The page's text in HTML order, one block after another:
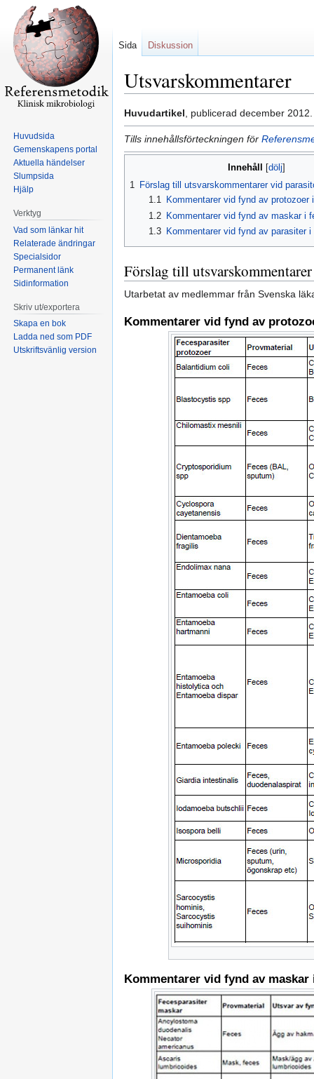
Utsvarskommentarer
Hoppa
till
navigering
Hoppa
till
sök
Huvudartikel, publicerad december 2012.
Tills innehållsförteckningen för
Innehåll
1 Förslag till utsvarskommentarer vid
1.1
Kommentarer vid fynd av protozoer
1.2 Kommentarer vid fynd av maskar i
1.3
Kommentarer vid fynd av parasiter
Förslag till
Utarbetat av medlemmar från Svenska
Kommentarer vid fynd av
Kommentarer vid fynd av maskar
Sida Diskussion
Huvudsida
Gemenskapens portal
Aktuella händelser
Slumpsida
Hjälp
Verktyg
Vad som länkar hit
Relaterade ändringar
Specialsidor
Permanent länk
Sidinformation
Skriv ut/exportera
Skapa en bok
Ladda ned som PDF
Utskriftsvänlig version